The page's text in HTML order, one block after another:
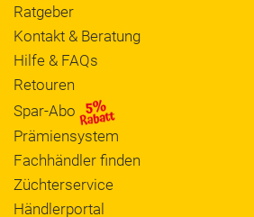
Ratgeber
Kontakt & Beratung
Hilfe & FAQs
Retouren
Spar-Abo
Prämiensystem
Fachhändler finden
Züchterservice
Händlerportal